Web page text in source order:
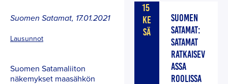
Suomen Satamat, 17.01.2021
Lausunnot
Suomen Satamaliiton
näkemykset maasähkön
15
KE
SÄ
SUOMEN
SATAMAT:
SATAMAT
RATKAISEV
ASSA
ROOLISSA